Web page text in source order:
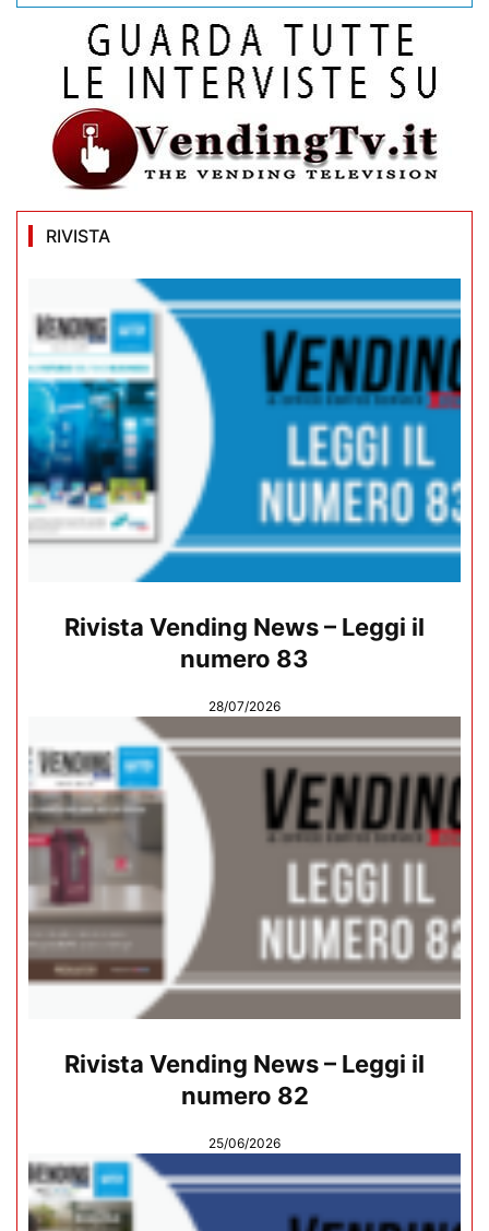
RIVISTA
Rivista Vending News – Leggi il
numero 83
28/07/2026
Rivista Vending News – Leggi il
numero 82
25/06/2026